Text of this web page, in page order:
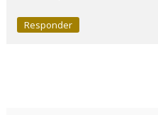
Responder